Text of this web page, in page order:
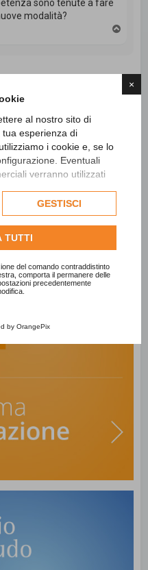
×
al nostro sito di
esperienza di
i cookie e, se lo
Eventuali
verranno utilizzati
essere utilizzati
pubblicitari. Per ulteriori
i dati raccolti,
di Google
completa.
GESTISCI
TUTTI
del comando contraddistinto
comporta il permanere delle
precedentemente
by OrangePix
sono tenute a fare
modalità?
Vai a
CercaRicerca avanzata